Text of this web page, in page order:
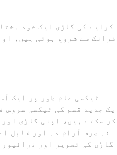
کرایے کی گاڑی ایک خود
ٹیکسی عام طور پر ایک
کر سکتے ہیں، اپنی گاڑی
گاڑی کی تصویر اور